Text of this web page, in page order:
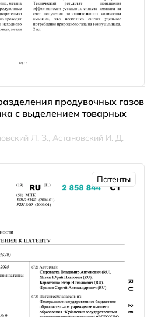
продувочных газов
с выделением товарных
Л. З., Астановский И. Д.
Патенты